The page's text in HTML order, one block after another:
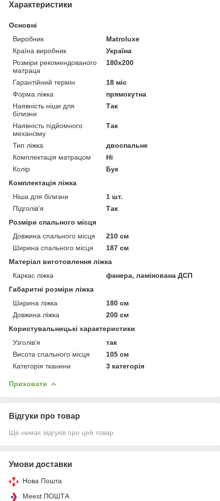
Характеристики
Основні
Виробник
Matroluxe
Країна виробник
Україна
Розміри рекомендованого
матраца
180х200
Гарантійний термін
18 міс
Форма ліжка
прямокутна
Наявність ніши для
білизни
Так
Наявність підйомного
механізму
Так
Тип ліжка
двоспальне
Комплектація матрацом
Ні
Колір
Бук
Комплектація ліжка
Ніша для білизни
1 шт.
Підголів'я
Так
Розміри спального місця
Довжина спального місця
210 см
Ширина спального місця
187 см
Матеріал виготовлення ліжка
Каркас ліжка
фанера, ламінована ДСП
Габаритні розміри ліжка
Ширина ліжка
180 см
Довжина ліжка
200 см
Користувальницькі характеристики
Узголів'я
так
Висота спального місця
105 см
Категорія тканини
3 категорія
Приховати
Відгуки про товар
Ще немає відгуків про цей товар
Умови доставки
Нова Пошта
Meest ПОШТА